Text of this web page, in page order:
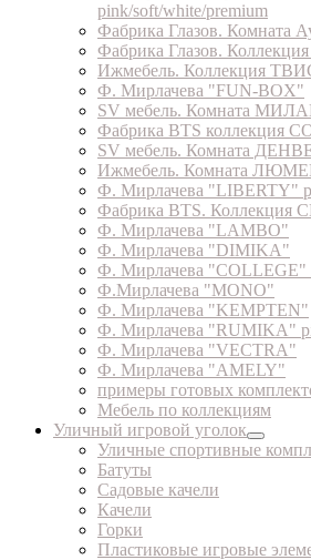
pink/soft/white/premium
Фабрика Глазов. Комната
Фабрика Глазов.
Ижмебель. Коллекция
Ф. Мирлачева "FUN-BOX"
SV мебель. Комната
Фабрика BTS коллекция
SV мебель. Комната
Ижмебель. Комната
Ф. Мирлачева "LIBERTY"
Фабрика BTS.
Ф. Мирлачева "LAMBO"
Ф. Мирлачева "DIMIKA"
Ф. Мирлачева "COLLEGE"
Ф.Мирлачева "MONO"
Ф. Мирлачева "KEMPTEN"
Ф. Мирлачева "RUMIKA"
Ф. Мирлачева "VECTRA"
Ф. Мирлачева "AMELY"
примеры готовых
Мебель по коллекциям
Уличный игровой уголок
Уличные спортивные
Батуты
Садовые качели
Качели
Горки
Пластиковые игровые